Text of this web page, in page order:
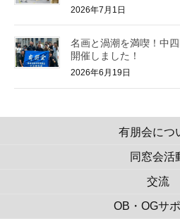
2026年7月1日
名画と渦潮を満喫！中
開催しました！
2026年6月19日
有朋会につ
同窓会活
交流
OB・OGサ